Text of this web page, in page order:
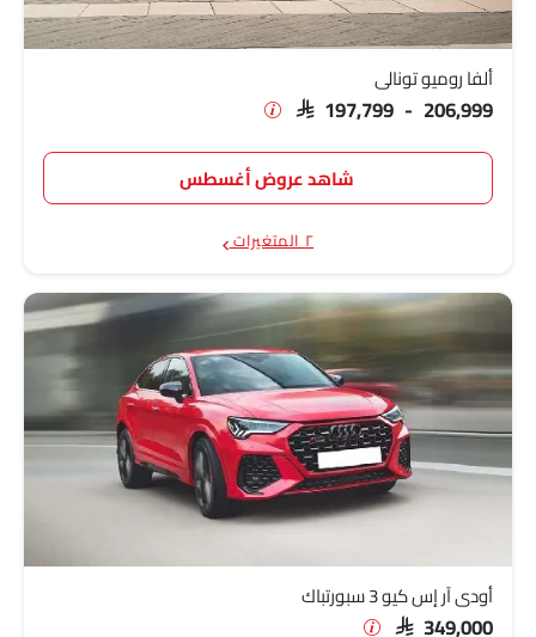
سبورتباك
أودي Q8
ألفا روميو تونالي
SAR 197,799 - 206,999
شاهد عروض أغسطس
٢ المتغيرات
أودي آر إس كيو 3 سبورتباك
SAR 349,000